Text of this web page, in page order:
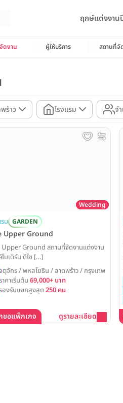
ฤกษ์แต่งงาน
ดงาน ผู้ให้บริการ สถานที่จั
ร้าว โรงแรม จ
Wedding
ม GARDEN
Upper Ground
Upper Ground สถานที่จัดงานแต่งงาน
โมเดิร์น ดีไซ […]
ตุจักร / พหลโยธิน / ลาดพร้าว / กรุงเทพ
าคาเริ่มต้น 69,000+ บาท
องรับแขกสูงสุด 250 คน
ขอแพ็กเกจ ดูรายละเอียด